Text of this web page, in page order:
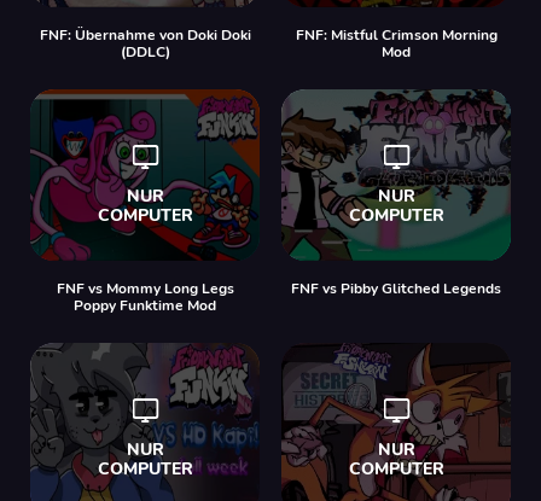
FNF: Übernahme von Doki Doki
(DDLC)
FNF: Mistful Crimson Morning
Mod
FNF vs Mommy Long Legs
Poppy Funktime Mod
FNF vs Pibby Glitched Legends